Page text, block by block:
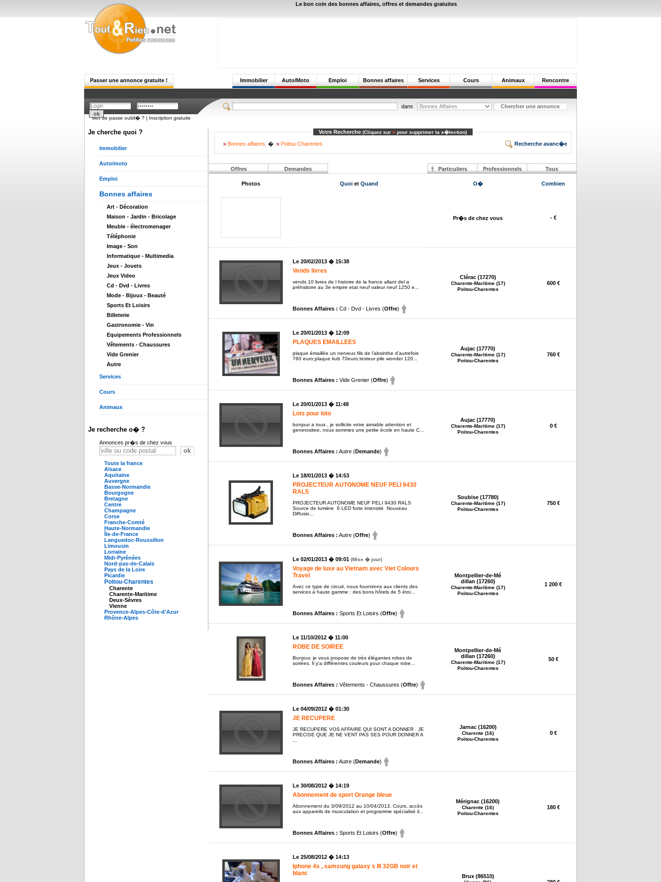
Le bon coin des bonnes affaires, offres et demandes gratuites
Passer une annonce gratuite ! Rencontre
Animaux
Cours
Services
Bonnes affaires
Emploi
Auto/Moto
Immobilier
dans
Mot de passe oubli� ? | Inscription gratuite
Je cherche quoi ?
Immobilier
Auto/moto
Emploi
Bonnes affaires
Art - Décoration
Maison - Jardin - Bricolage
Meuble - électromenager
Téléphonie
Image - Son
Informatique - Multimedia
Jeux - Jouets
Jeux Video
Cd - Dvd - Livres
Mode - Bijoux - Beauté
Sports Et Loisirs
Billeterie
Gastronomie - Vin
Equipements Professionnels
Vêtements - Chaussures
Vide Grenier
Autre
Services
Cours
Animaux
Je recherche o� ?
Annonces pr�s de chez vous
Toute la france
Alsace
Aquitaine
Auvergne
Basse-Normandie
Bourgogne
Bretagne
Centre
Champagne
Corse
Franche-Comté
Haute-Normandie
Île-de-France
Languedoc-Roussillon
Limousin
Lorraine
Midi-Pyrénées
Nord-pas-de-Calais
Pays de la Loire
Picardie
Poitou-Charentes
Charente
Charente-Maritime
Deux-Sèvres
Vienne
Provence-Alpes-Côte-d'Azur
Rhône-Alpes
Votre Recherche (Cliquez sur pour supprimer la s�lection)
Bonnes affaires � Poitou-Charentes Recherche avanc�e
Offres Demandes Tous
Professionnels
Particuliers
Photos Quoi et Quand O� Combien
Pr�s de chez vous - €
Le 20/02/2013 � 15:38
Vends livres
vends 10 livres de l histoire de la france allant del a
préhsitoire au 3e empire etat neuf valeur neuf 1250 e...
Bonnes Affaires : Cd - Dvd - Livres (Offre)
Clérac (17270)
Charente-Maritime (17)
Poitou-Charentes
600 €
Le 20/01/2013 � 12:09
PLAQUES EMAILLEES
plaque émaillée un nerveux fils de l'absinthe d'autrefois
760 euro;plaque kub 70euro;testeur pile wonder 120...
Bonnes Affaires : Vide Grenier (Offre)
Aujac (17770)
Charente-Maritime (17)
Poitou-Charentes
760 €
Le 20/01/2013 � 11:48
Lots pour loto
bonjour a tous , je sollicite votre aimable attention et
generositee, nous sommes une petite école en haute C...
Bonnes Affaires : Autre (Demande)
Aujac (17770)
Charente-Maritime (17)
Poitou-Charentes
0 €
Le 18/01/2013 � 14:53
PROJECTEUR AUTONOME NEUF PELI 9430
RALS
PROJECTEUR AUTONOME NEUF PELI 9430 RALS
Source de lumière 6 LED forte intensité Nouveau
Diffusio...
Bonnes Affaires : Autre (Offre)
Soubise (17780)
Charente-Maritime (17)
Poitou-Charentes
750 €
Le 02/01/2013 � 09:01 (Mise � jour)
Voyage de luxe au Vietnam avec Viet Colours
Travel
Avec ce type de circuit, nous fournirons aux clients des
services à haute gamme : des bons hôtels de 5 étoi...
Bonnes Affaires : Sports Et Loisirs (Offre)
Montpellier-de-Mé
dillan (17260)
Charente-Maritime (17)
Poitou-Charentes
1 200 €
Le 11/10/2012 � 11:00
ROBE DE SOIREE
Bonjour, je vous propose de très élégantes robes de
soirées. Il y'a différentes couleurs pour chaque robe...
Bonnes Affaires : Vêtements - Chaussures (Offre)
Montpellier-de-Mé
dillan (17260)
Charente-Maritime (17)
Poitou-Charentes
50 €
Le 04/09/2012 � 01:30
JE RECUPERE
JE RECUPERE VOS AFFAIRE QUI SONT A DONNER . JE
PRECISE QUE JE NE VENT PAS SES POUR DONNER A
Bonnes Affaires : Autre (Demande)
Jarnac (16200)
Charente (16)
Poitou-Charentes
0 €
Le 30/08/2012 � 14:19
Abonnement de sport Orange bleue
Abonnement du 3/09/2012 au 10/04/2013. Cours, accès
aux appareils de musculation et programme spécialisé il...
Bonnes Affaires : Sports Et Loisirs (Offre)
Mérignac (16200)
Charente (16)
Poitou-Charentes
180 €
Le 25/08/2012 � 14:13
Iphone 4s , samsung galaxy s III 32GB noir et
blanc
Brux (86510)